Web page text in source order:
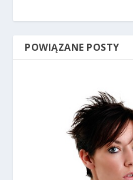
POWIĄZANE POSTY